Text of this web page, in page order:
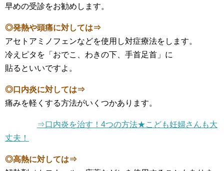
早めの受診をお勧めします。
◎発熱や頭痛に対しては⇒
アセトアミノフェンなどを使用し対症療法をします。
冷えピタを「おでこ、わきの下、手首足首」に
貼るといいですよ。
◎口内炎に対しては⇒
痛みを軽くする方法がいくつかあります。
⇒口内炎を治す！4つの方法★こども妊婦さんも大
丈夫！
◎高熱に対しては⇒